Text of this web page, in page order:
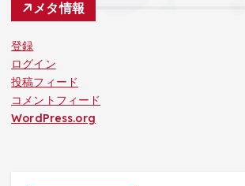
メタ情報
登録
ログイン
投稿フィード
コメントフィード
WordPress.org